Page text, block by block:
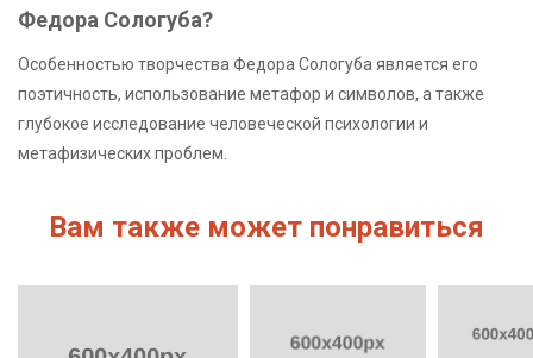
Федора Сологуба?
Особенностью творчества Федора Сологуба является его
поэтичность, использование метафор и символов, а также
глубокое исследование человеческой психологии и
метафизических проблем.
Вам также может понравиться